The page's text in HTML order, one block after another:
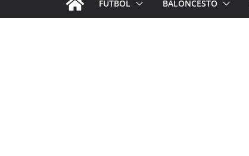
FÚTBOL BALONCESTO